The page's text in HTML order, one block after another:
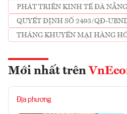
PHÁT TRIỂN KINH TẾ ĐÀ NẴNG
QUYẾT ĐỊNH SỐ 2493/QĐ-
THÁNG KHUYẾN MẠI HÀNG
Mới nhất trên
Địa phương